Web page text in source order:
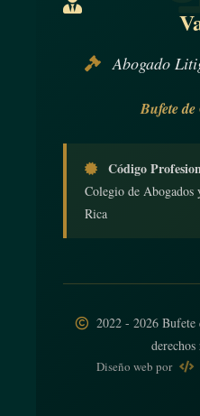
Abogado
Bufete
Código
Colegio de Abogados
Rica
2022 - 2026 Bufete
derechos
Diseño web por